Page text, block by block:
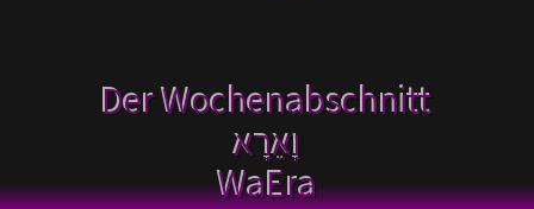
Der Wochenabschnitt
וָאֵרָא
WaEra